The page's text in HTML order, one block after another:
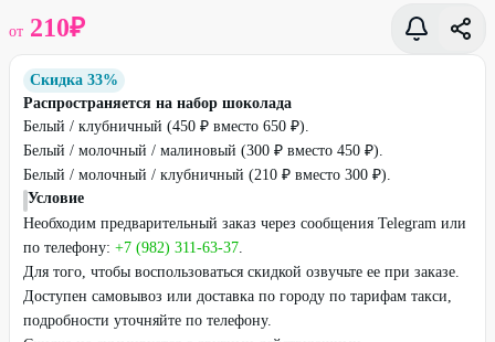
от 210₽
Скидка 33%
Распространяется на набор шоколада
Белый / клубничный (450 ₽ вместо 650 ₽).
Белый / молочный / малиновый (300 ₽ вместо 450 ₽).
Белый / молочный / клубничный (210 ₽ вместо 300 ₽).
Условие
Необходим предварительный заказ через сообщения Telegram или
по телефону: +7 (982) 311-63-37.
Для того, чтобы воспользоваться скидкой озвучьте ее при заказе.
Доступен самовывоз или доставка по городу по тарифам такси,
подробности уточняйте по телефону.